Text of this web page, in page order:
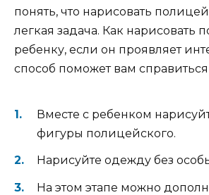
понять, что нарисовать
легкая задача. Как нарисовать
ребенку, если он проявляет
способ поможет вам справиться
Вместе с ребенком
фигуры полицейского.
Нарисуйте одежду без
На этом этапе можно